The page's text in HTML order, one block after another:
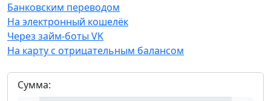
Банковским переводом
На электронный кошелёк
Через займ-боты VK
На карту с отрицательным балансом
Сумма: